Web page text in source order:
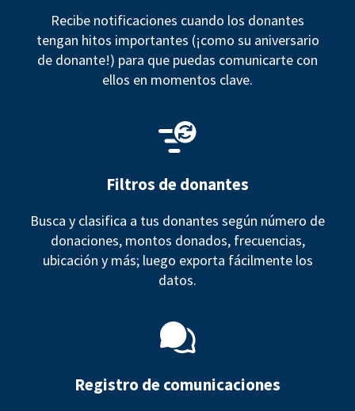
Recibe notificaciones cuando los donantes
tengan hitos importantes (¡como su aniversario
de donante!) para que puedas comunicarte con
ellos en momentos clave.
Filtros de donantes
Busca y clasifica a tus donantes según número de
donaciones, montos donados, frecuencias,
ubicación y más; luego exporta fácilmente los
datos.
Registro de comunicaciones